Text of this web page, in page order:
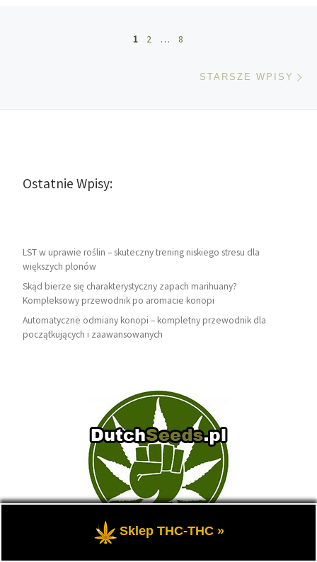
Nawigacja po wpisach
1 2 … 8
STARSZE WPISY
Ostatnie Wpisy:
LST w uprawie roślin – skuteczny trening niskiego stresu dla
większych plonów
Skąd bierze się charakterystyczny zapach marihuany?
Kompleksowy przewodnik po aromacie konopi
Automatyczne odmiany konopi – kompletny przewodnik dla
początkujących i zaawansowanych
Sklep THC-THC »